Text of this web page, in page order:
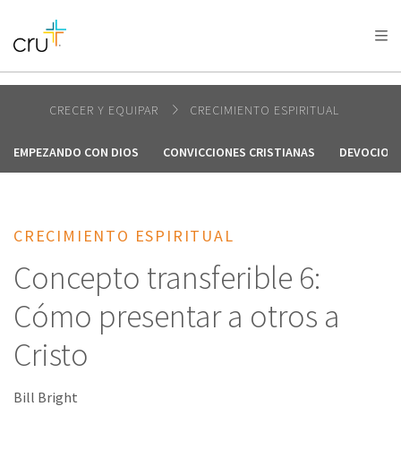
AFRICA
AMERICA / CARIBBEAN
OCEANIA
CRECER Y EQUIPAR CRECIMIENTO ESPIRITUAL
EMPEZANDO CON DIOS CONVICCIONES CRISTIANAS
CRECIMIENTO ESPIRITUAL
Concepto transferible 6:
Cómo presentar a otros a
Cristo
Bill Bright